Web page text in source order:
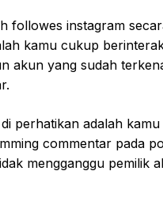
followes instagram
kamu cukup
akun yang sudah
perhatikan adalah
commentar pada
mengganggu pemilik